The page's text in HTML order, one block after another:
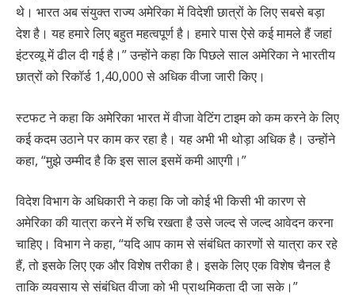
थे। भारत अब संयुक्त राज्य अमेरिका में विदेशी छात्रों के लिए सबसे बड़ा
देश है। यह हमारे लिए बहुत महत्वपूर्ण है। हमारे पास ऐसे कई मामले हैं जहां
इंटरव्यू में ढील दी गई है।” उन्होंने कहा कि पिछले साल अमेरिका ने भारतीय
छात्रों को रिकॉर्ड 1,40,000 से अधिक वीजा जारी किए।
स्टफट ने कहा कि अमेरिका भारत में वीजा वेटिंग टाइम को कम करने के लिए
कई कदम उठाने पर काम कर रहा है। यह अभी भी थोड़ा अधिक है। उन्होंने
कहा, “मुझे उम्मीद है कि इस साल इसमें कमी आएगी।”
विदेश विभाग के अधिकारी ने कहा कि जो कोई भी किसी भी कारण से
अमेरिका की यात्रा करने में रुचि रखता है उसे जल्द से जल्द आवेदन करना
चाहिए। विभाग ने कहा, “यदि आप काम से संबंधित कारणों से यात्रा कर रहे
हैं, तो इसके लिए एक और विशेष तरीका है। इसके लिए एक विशेष चैनल है
ताकि व्यवसाय से संबंधित वीजा को भी प्राथमिकता दी जा सके।”